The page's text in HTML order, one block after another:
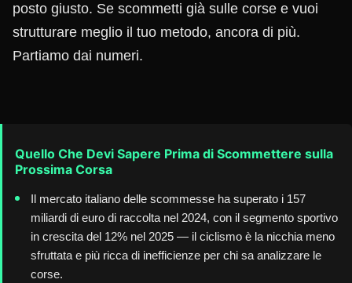
posto giusto. Se scommetti già sulle corse e vuoi
strutturare meglio il tuo metodo, ancora di più.
Partiamo dai numeri.
Quello Che Devi Sapere Prima di Scommettere sulla
Prossima Corsa
Il mercato italiano delle scommesse ha superato i 157
miliardi di euro di raccolta nel 2024, con il segmento sportivo
in crescita del 12% nel 2025 — il ciclismo è la nicchia meno
sfruttata e più ricca di inefficienze per chi sa analizzare le
corse.